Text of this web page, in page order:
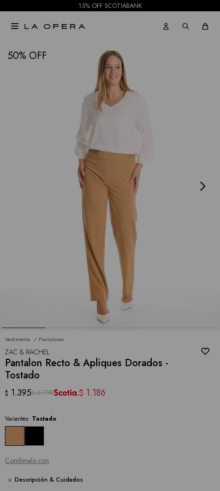
15% OFF SCOTIABANK

50
Vestimenta Pantalones
ZAC & RACHEL
Pantalon Recto & Apliques Dorados -
Tostado
$ 1.395$ 2.790 $ 1.186
Variantes: Tostado
Combinalo con
Descripción & Cuidados
NOTIFICARME